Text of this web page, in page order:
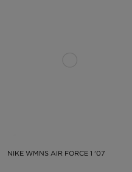
NIKE WMNS AIR FORCE 1 '07